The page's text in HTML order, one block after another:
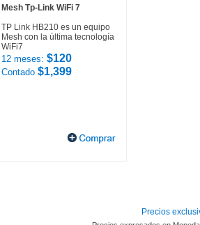
Mesh Tp-Link WiFi 7
TP Link HB210 es un equipo
Mesh con la última tecnología
WiFi7
12 meses: $120
Contado $1,399
Precios